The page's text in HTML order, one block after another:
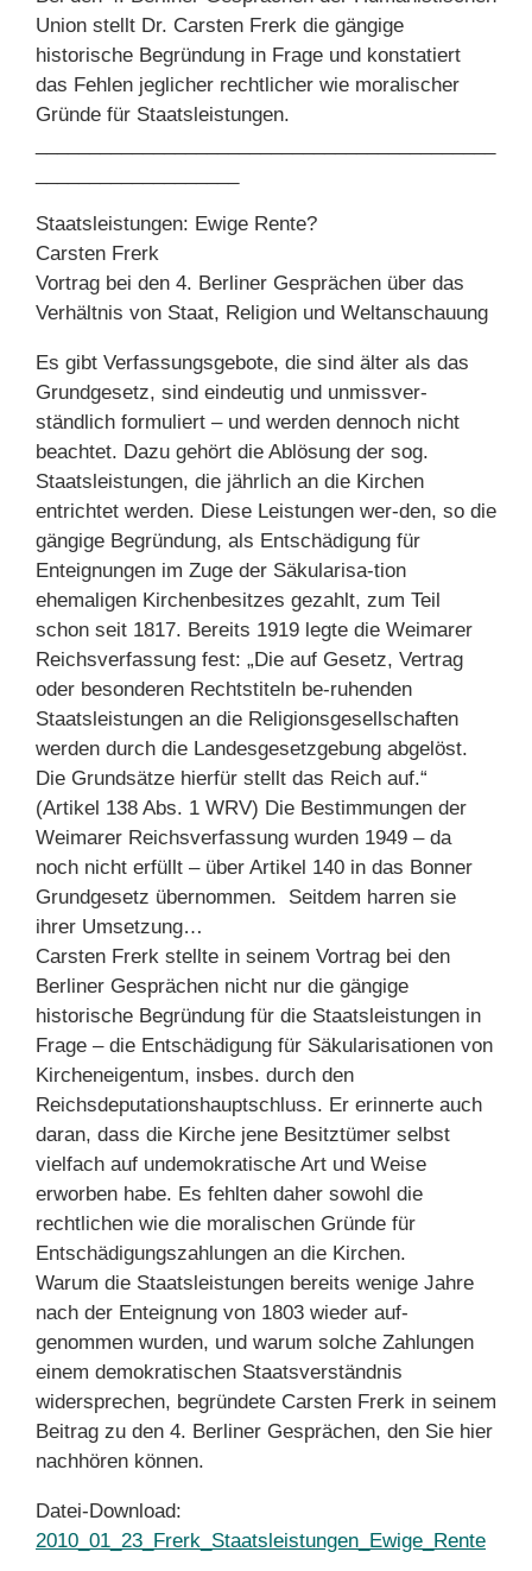
Union stellt Dr. Carsten Frerk die gängige
historische Begründung in Frage und konstatiert
das Fehlen jeglicher rechtlicher wie moralischer
Gründe für Staatsleistungen.
Staatsleistungen: Ewige Rente?
Carsten Frerk
Vortrag bei den 4. Berliner Gesprächen über das
Verhältnis von Staat, Religion und Weltanschauung
Es gibt Verfassungsgebote, die sind älter als das
Grundgesetz, sind eindeutig und unmissver-
ständlich formuliert – und werden dennoch nicht
beachtet. Dazu gehört die Ablösung der sog.
Staatsleistungen, die jährlich an die Kirchen
entrichtet werden. Diese Leistungen wer-den, so die
gängige Begründung, als Entschädigung für
Enteignungen im Zuge der Säkularisa-tion
ehemaligen Kirchenbesitzes gezahlt, zum Teil
schon seit 1817. Bereits 1919 legte die Weimarer
Reichsverfassung fest: „Die auf Gesetz, Vertrag
oder besonderen Rechtstiteln be-ruhenden
Staatsleistungen an die Religionsgesellschaften
werden durch die Landesgesetzgebung abgelöst.
Die Grundsätze hierfür stellt das Reich auf.“
(Artikel 138 Abs. 1 WRV) Die Bestimmungen der
Weimarer Reichsverfassung wurden 1949 – da
noch nicht erfüllt – über Artikel 140 in das Bonner
Grundgesetz übernommen. Seitdem harren sie
ihrer Umsetzung…
Carsten Frerk stellte in seinem Vortrag bei den
Berliner Gesprächen nicht nur die gängige
historische Begründung für die Staatsleistungen in
Frage – die Entschädigung für Säkularisationen von
Kircheneigentum, insbes. durch den
Reichsdeputationshauptschluss. Er erinnerte auch
daran, dass die Kirche jene Besitztümer selbst
vielfach auf undemokratische Art und Weise
erworben habe. Es fehlten daher sowohl die
rechtlichen wie die moralischen Gründe für
Entschädigungszahlungen an die Kirchen.
Warum die Staatsleistungen bereits wenige Jahre
nach der Enteignung von 1803 wieder auf-
genommen wurden, und warum solche Zahlungen
einem demokratischen Staatsverständnis
widersprechen, begründete Carsten Frerk in seinem
Beitrag zu den 4. Berliner Gesprächen, den Sie hier
nachhören können.
Datei-Download:
2010_01_23_Frerk_Staatsleistungen_Ewige_Rente